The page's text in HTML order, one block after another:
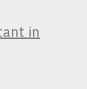
in